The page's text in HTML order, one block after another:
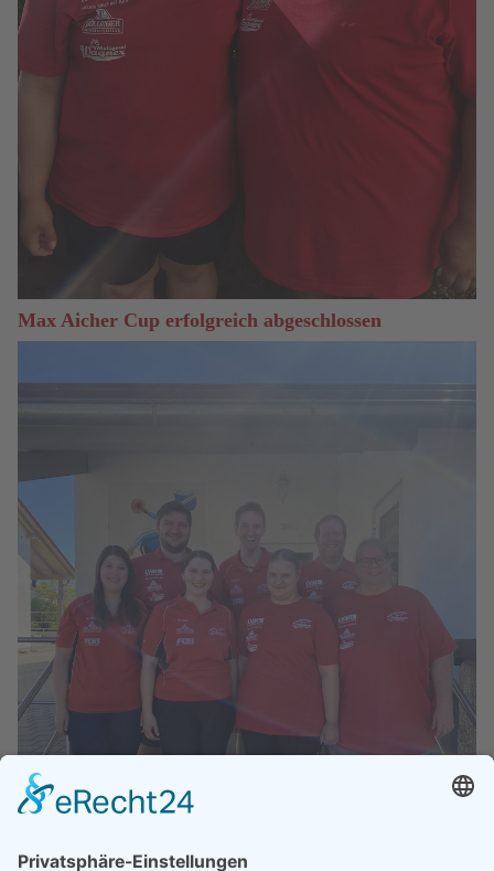
Max Aicher Cup erfolgreich abgeschlossen